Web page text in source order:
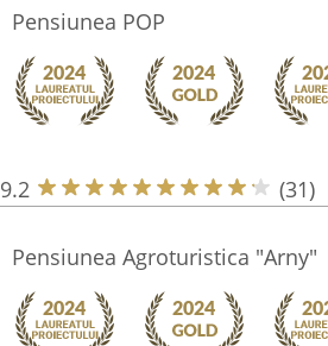
Pensiunea POP
9.2 (31)
Pensiunea Agroturistica "Arny"